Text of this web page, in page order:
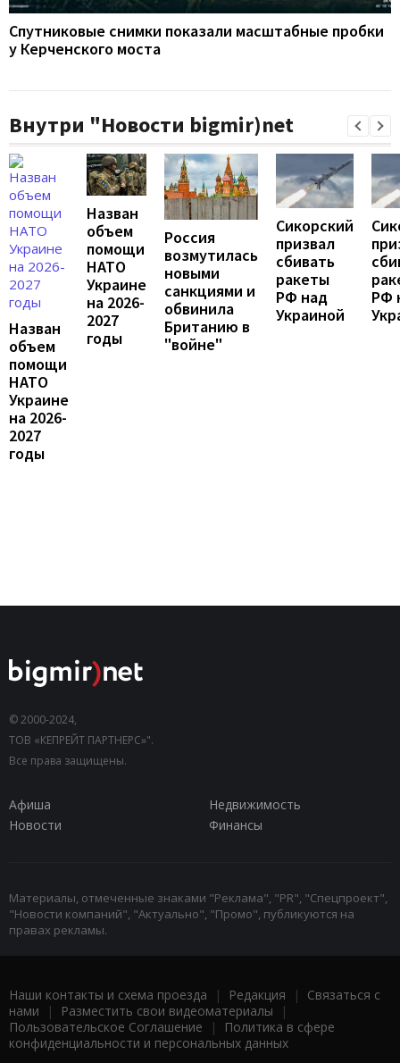
Спутниковые снимки показали масштабные пробки
у Керченского моста
Внутри "Новости bigmir)net
Назван
объем
помощи
НАТО
Украине
на 2026-
2027
годы
Назван
объем
помощи
НАТО
Украине
на 2026-
2027
годы
Россия
возмутилась
новыми
санкциями и
обвинила
Британию в
"войне"
Сикорский
призвал
сбивать
ракеты
РФ над
Украиной
РФ
© 2000-2024,
ТОВ «КЕПРЕЙТ ПАРТНЕРС»".
Все права защищены.
Афиша
Недвижимость
Новости
Финансы
Материалы, отмеченные знаками "Реклама", "PR", "Спецпроект",
"Новости компаний", "Актуально", "Промо", публикуются на
правах рекламы.
Наши контакты и схема проезда | Редакция | Связаться с
нами | Разместить свои видеоматериалы |
Пользовательское Соглашение |
Политика в сфере
конфиденциальности и персональных данных